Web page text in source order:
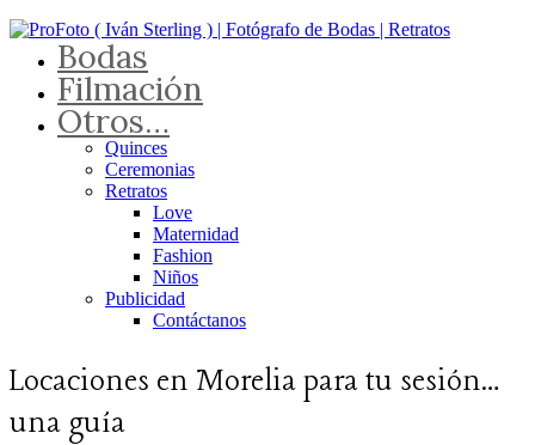
Bodas
Filmación
Otros…
Quinces
Ceremonias
Retratos
Love
Maternidad
Fashion
Niños
Publicidad
Contáctanos
Locaciones en Morelia para tu sesión…
una guía